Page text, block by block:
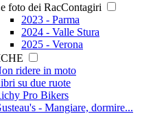
foto dei RacContagiri
2023 - Parma
2024 - Valle Stura
2025 - Verona
ridere in moto
su due ruote
Pro Bikers
- Mangiare, dormire...